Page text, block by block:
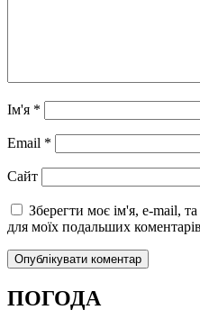
Ім'я *
Email *
Сайт
Зберегти моє ім'я, e-mail,
для моїх подальших
ПОГОДА